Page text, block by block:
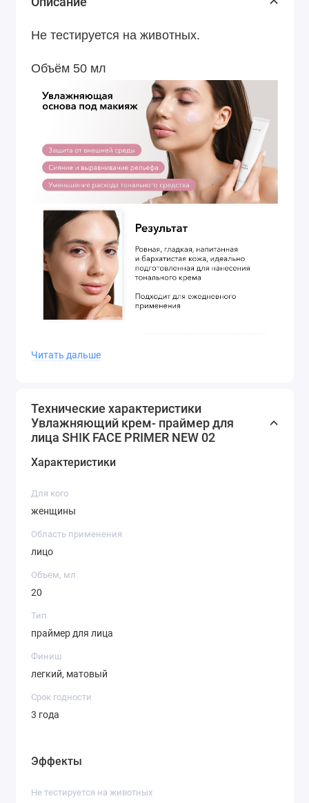
Не тестируется на животных.
Объём 50 мл
Читать дальше
Технические характеристики
Увлажняющий крем- праймер для
лица SHIK FACE PRIMER NEW 02
Характеристики
Для кого
женщины
Область применения
лицо
Объем, мл
20
Тип
праймер для лица
Финиш
легкий, матовый
Срок годности
3 года
Эффекты
Не тестируется на животных